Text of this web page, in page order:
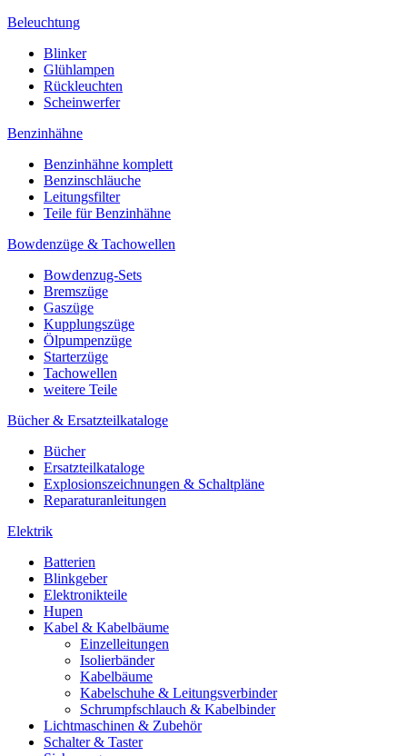
Beleuchtung
Blinker
Glühlampen
Rückleuchten
Scheinwerfer
Benzinhähne
Benzinhähne komplett
Benzinschläuche
Leitungsfilter
Teile für Benzinhähne
Bowdenzüge & Tachowellen
Bowdenzug-Sets
Bremszüge
Gaszüge
Kupplungszüge
Ölpumpenzüge
Starterzüge
Tachowellen
weitere Teile
Bücher & Ersatzteilkataloge
Bücher
Ersatzteilkataloge
Explosionszeichnungen & Schaltpläne
Reparaturanleitungen
Elektrik
Batterien
Blinkgeber
Elektronikteile
Hupen
Kabel & Kabelbäume
Einzelleitungen
Isolierbänder
Kabelbäume
Kabelschuhe & Leitungsverbinder
Schrumpfschlauch & Kabelbinder
Lichtmaschinen & Zubehör
Schalter & Taster